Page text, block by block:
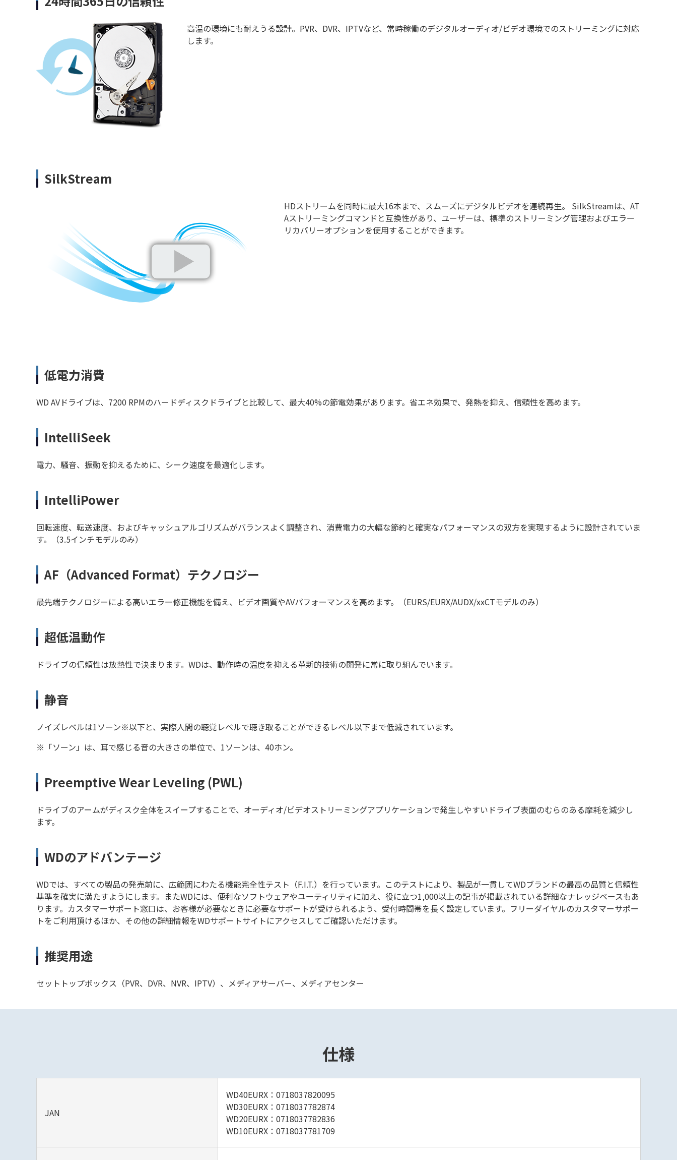
高温の環境にも耐えうる設計。PVR、DVR、IPTVなど、常時稼働のデジタルオーディオ/ビデオ環境でのストリーミングに対応
します。
SilkStream
HDストリームを同時に最大16本まで、スムーズにデジタルビデオを連続再生。 SilkStreamは、AT
Aストリーミングコマンドと互換性があり、ユーザーは、標準のストリーミング管理およびエラー
リカバリーオプションを使用することができます。
低電力消費
WD AVドライブは、7200 RPMのハードディスクドライブと比較して、最大40%の節電効果があります。省エネ効果で、発熱を抑え、信頼性を高めます。
IntelliSeek
電力、騒音、振動を抑えるために、シーク速度を最適化します。
IntelliPower
回転速度、転送速度、およびキャッシュアルゴリズムがバランスよく調整され、消費電力の大幅な節約と確実なパフォーマンスの双方を実現するように設計されていま
す。（3.5インチモデルのみ）
AF（Advanced Format）テクノロジー
最先端テクノロジーによる高いエラー修正機能を備え、ビデオ画質やAVパフォーマンスを高めます。（EURS/EURX/AUDX/xxCTモデルのみ）
超低温動作
ドライブの信頼性は放熱性で決まります。WDは、動作時の温度を抑える革新的技術の開発に常に取り組んでいます。
静音
ノイズレベルは1ソーン※以下と、実際人間の聴覚レベルで聴き取ることができるレベル以下まで低減されています。
※「ソーン」は、耳で感じる音の大きさの単位で、1ソーンは、40ホン。
Preemptive Wear Leveling (PWL)
ドライブのアームがディスク全体をスイープすることで、オーディオ/ビデオストリーミングアプリケーションで発生しやすいドライブ表面のむらのある摩耗を減少し
ます。
WDのアドバンテージ
WDでは、すべての製品の発売前に、広範囲にわたる機能完全性テスト（F.I.T.）を行っています。このテストにより、製品が一貫してWDブランドの最高の品質と信頼性
基準を確実に満たすようにします。またWDには、便利なソフトウェアやユーティリティに加え、役に立つ1,000以上の記事が掲載されている詳細なナレッジベースもあ
ります。カスタマーサポート窓口は、お客様が必要なときに必要なサポートが受けられるよう、受付時間帯を長く設定しています。フリーダイヤルのカスタマーサポー
トをご利用頂けるほか、その他の詳細情報をWDサポートサイトにアクセスしてご確認いただけます。
推奨用途
セットトップボックス（PVR、DVR、NVR、IPTV）、メディアサーバー、メディアセンター
仕様
JAN
WD40EURX：0718037820095
WD30EURX：0718037782874
WD20EURX：0718037782836
WD10EURX：0718037781709